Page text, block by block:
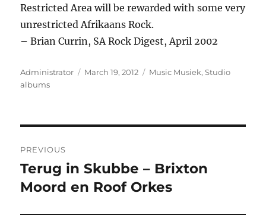
Restricted Area will be rewarded with some very
unrestricted Afrikaans Rock.
– Brian Currin, SA Rock Digest, April 2002
Author
Administrator
Posted
March 19, 2012 Categories
Music Musiek,Studio
albums
navigation
PREVIOUS
Previous
post:
Terug in Skubbe – Brixton
Moord en Roof Orkes